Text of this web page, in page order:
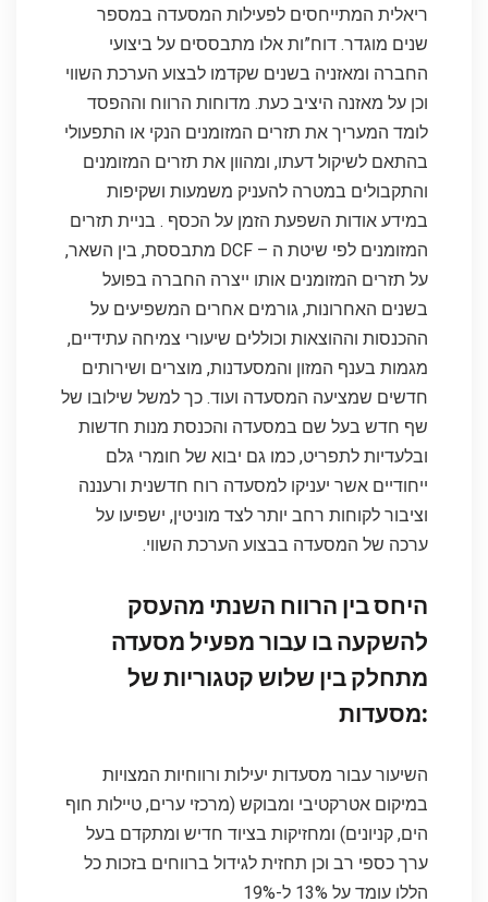
ריאלית המתייחסים לפעילות המסעדה במספר
שנים מוגדר. דוח”ות אלו מתבססים על ביצועי
החברה ומאזניה בשנים שקדמו לבצוע הערכת השווי
וכן על מאזנה היציב כעת. מדוחות הרווח וההפסד
לומד המעריך את תזרים המזומנים הנקי או התפעולי
בהתאם לשיקול דעתו, ומהוון את תזרים המזומנים
והתקבולים במטרה להעניק משמעות ושקיפות
במידע אודות השפעת הזמן על הכסף . בניית תזרים
המזומנים לפי שיטת ה – DCF מתבססת, בין השאר,
על תזרים המזומנים אותו ייצרה החברה בפועל
בשנים האחרונות, גורמים אחרים המשפיעים על
ההכנסות וההוצאות וכוללים שיעורי צמיחה עתידיים,
מגמות בענף המזון והמסעדנות, מוצרים ושירותים
חדשים שמציעה המסעדה ועוד. כך למשל שילובו של
שף חדש בעל שם במסעדה והכנסת מנות חדשות
ובלעדיות לתפריט, כמו גם יבוא של חומרי גלם
ייחודיים אשר יעניקו למסעדה רוח חדשנית ורעננה
וציבור לקוחות רחב יותר לצד מוניטין, ישפיעו על
ערכה של המסעדה בבצוע הערכת השווי.
היחס בין הרווח השנתי מהעסק
להשקעה בו עבור מפעיל מסעדה
מתחלק בין שלוש קטגוריות של
מסעדות:
השיעור עבור מסעדות יעילות ורווחיות המצויות
במיקום אטרקטיבי ומבוקש (מרכזי ערים, טיילות חוף
הים, קניונים) ומחזיקות בציוד חדיש ומתקדם בעל
ערך כספי רב וכן תחזית לגידול ברווחים בזכות כל
הללו עומד על 13% ל-19%